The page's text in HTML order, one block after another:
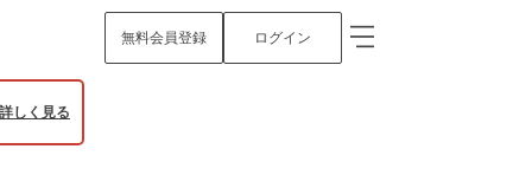
無料会員登録 ログイン
詳しく見る